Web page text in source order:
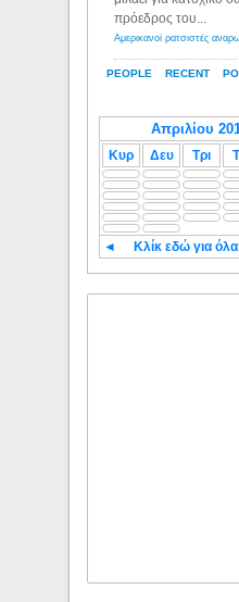
PEOPLE RECENT
πρόεδρος του...
Κυρ Δευ Τρι
◄ Κλίκ εδώ για